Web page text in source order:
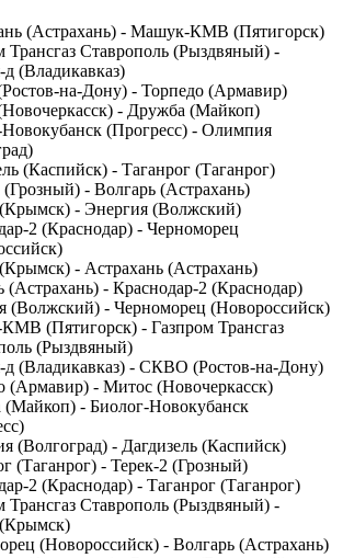
(Астрахань) - Машук-КМВ (Пятигорск)
Трансгаз Ставрополь (Рыздвяный) -
(Владикавказ)
на-Дону) - Торпедо (Армавир)
- Дружба (Майкоп)
(Прогресс) - Олимпия
(Каспийск) - Таганрог (Таганрог)
(Грозный) - Волгарь (Астрахань)
- Энергия (Волжский)
2 (Краснодар) - Черноморец
- Астрахань (Астрахань)
(Астрахань) - Краснодар-2 (Краснодар)
(Волжский) - Черноморец (Новороссийск)
(Пятигорск) - Газпром Трансгаз
(Рыздвяный)
д (Владикавказ) - СКВО (Ростов-на-Дону)
(Армавир) - Митос (Новочеркасск)
(Майкоп) - Биолог-Новокубанск
(Волгоград) - Дагдизель (Каспийск)
(Таганрог) - Терек-2 (Грозный)
2 (Краснодар) - Таганрог (Таганрог)
Трансгаз Ставрополь (Рыздвяный) -
(Новороссийск) - Волгарь (Астрахань)